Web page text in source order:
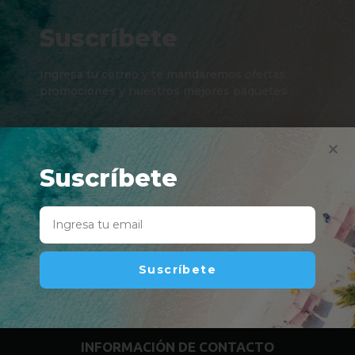
Suscríbete
Ingresa tu correo y te mandaremos ofertas,
promociones y nuestros mejores paquetes.
Suscríbete
INFORMACIÓN DE CONTACTO
Suscríbete
Suscríbete